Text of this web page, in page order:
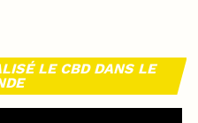
LE CBD DANS LE